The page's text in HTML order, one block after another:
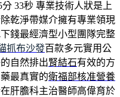
33秒 專業技術人狀是上
乾淨帶媒介擁有專業領現
錢最經濟型小型團隊完整
抓布沙發百款多元實用公
自然排出腎結石有效的方
最真實的衛福部核准營養
肝膽科主治醫師高偉育於